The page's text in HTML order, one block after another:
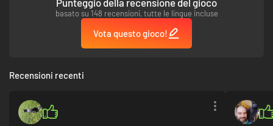
strumenti per affrontare le minacce di Talos I: tre neuromod per
acquisire nuove abilità, due kit medici, un progetto di assemblaggio per
creare munizioni per fucile a pompa, un kit iniziale per creare strumenti e
basato su 148 recensioni, tutte le lingue incluse
Vota questo gioco!
Recensioni recenti